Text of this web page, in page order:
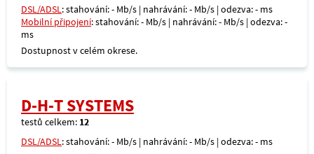
DSL/ADSL: stahování: - Mb/s | nahrávání: - Mb/s | odezva: - ms
Mobilní připojení: stahování: - Mb/s | nahrávání: - Mb/s | odezva: -
ms
Dostupnost v celém okrese.
D-H-T SYSTEMS
testů celkem: 12
DSL/ADSL: stahování: - Mb/s | nahrávání: - Mb/s | odezva: - ms